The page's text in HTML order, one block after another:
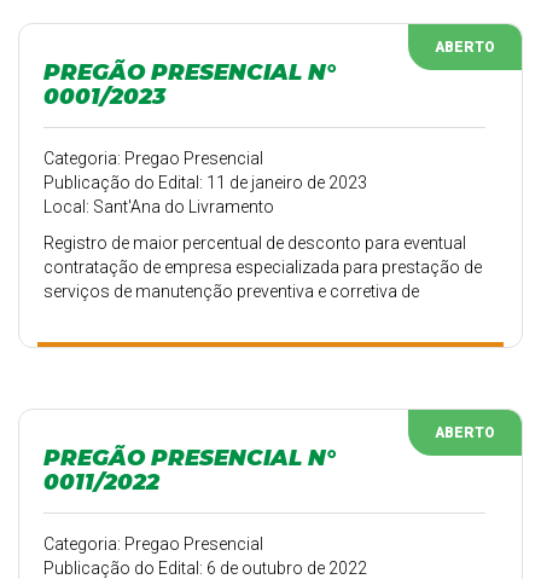
do Livramento – RS.
ABERTO
PREGÃO PRESENCIAL N°
0001/2023
Categoria: Pregao Presencial
Publicação do Edital: 11 de janeiro de 2023
Local: Sant'Ana do Livramento
Registro de maior percentual de desconto para eventual
contratação de empresa especializada para prestação de
serviços de manutenção preventiva e corretiva de
reposição.
ABERTO
PREGÃO PRESENCIAL N°
0011/2022
Categoria: Pregao Presencial
Publicação do Edital: 6 de outubro de 2022